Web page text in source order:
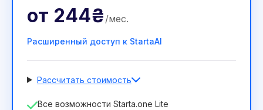
от 244₴ /мес.
Расширенный доступ к StartaAI
Рассчитать стоимость
Количество сотрудников
Все возможности Starta.one Lite